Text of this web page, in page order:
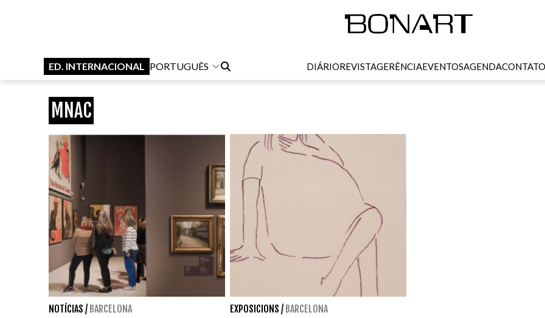
ED. INTERNACIONAL PORTUGUÊS DIÁRIOREVISTAGERÊNCIAEVENTOSAGENDACONTATO
MNAC
NOTÍCIAS / BARCELONA EXPOSICIONS / BARCELONA